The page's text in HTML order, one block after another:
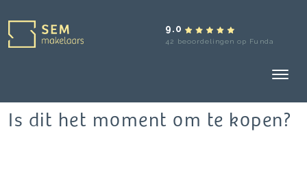
9.0
42 beoordelingen op Funda
Is dit het moment om te kopen?